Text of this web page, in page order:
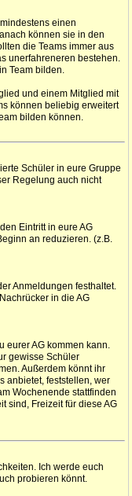
einen
können sie in den
die Teams immer aus
unerfahreneren bestehen.
Team bilden.
und einem Mitglied mit
können beliebig erweitert
bilden können.
Schüler in eure Gruppe
Regelung auch nicht
Eintritt in eure AG
an reduzieren. (z.B.
Anmeldungen festhaltet.
in die AG
eurer AG kommen kann.
gewisse Schüler
Außerdem könnt ihr
anbietet, feststellen, wer
Wochenende stattfinden
sind, Freizeit für diese AG
Ich werde euch
probieren könnt.